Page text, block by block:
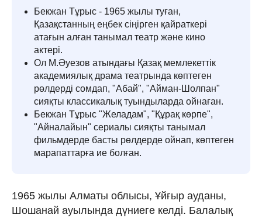
Бекжан Тұрыс - 1965 жылы туған,
Қазақстанның еңбек сіңірген қайраткері
атағын алған танымал театр және кино
актері.
Ол М.Әуезов атындағы Қазақ мемлекеттік
академиялық драма театрында көптеген
рөлдерді сомдап, "Абай", "Айман-Шолпан"
сияқты классикалық туындыларда ойнаған.
Бекжан Тұрыс "Желадам", "Құрақ көрпе",
"Айналайын" сериалы сияқты танымал
фильмдерде басты рөлдерде ойнап, көптеген
марапаттарға ие болған.
1965 жылы Алматы облысы, Ұйғыр ауданы,
Шошанай ауылында дүниеге келді. Балалық